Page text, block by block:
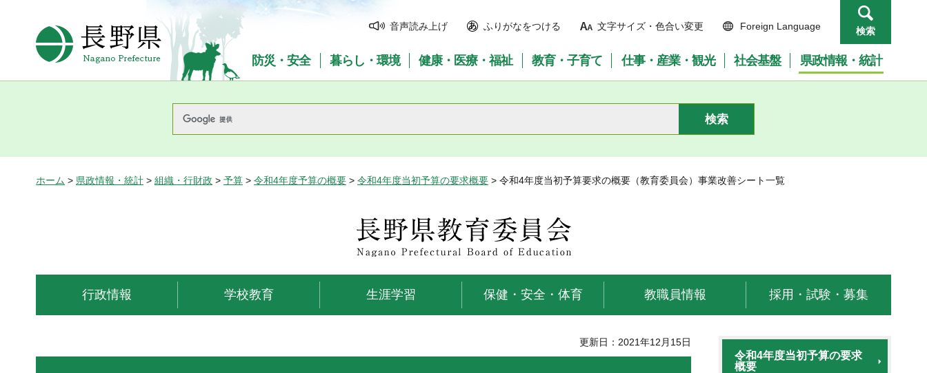
長野県Nagano Prefecture
音声読み上げ ふりがなをつける 文字サイズ・色合い変更 Foreign Language 検索
防災・安全 暮らし・環境 健康・医療・福祉 教育・子育て 仕事・産業・観光 社会基盤 県政情報・統計
ホーム > 県政情報・統計 > 組織・行財政 > 予算 > 令和4年度予算の概要 > 令和4年度当初予算の要求概要 > 令和4年度当初予算要求の概要（教育委員会）事業改善シート一覧
長野県教育委員会
行政情報 学校教育 生涯学習 保健・安全・体育 教職員情報 採用・試験・募集
更新日：2021年12月15日
令和4年度当初予算の要求
概要